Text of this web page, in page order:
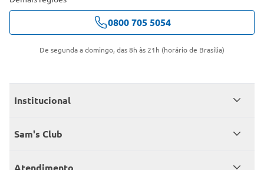
0800 705 5054
De segunda a domingo, das 8h às 21h (horário de Brasília)
Institucional
Quem somos
Sam's Club
Seja sócio
Atendimento